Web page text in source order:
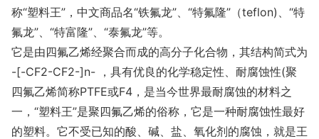
称“塑料王”，中文商品名“铁氟龙”、“特氟隆”（teflon)、“特
氟龙”、“特富隆”、“泰氟龙”等。
它是由四氟乙烯经聚合而成的高分子化合物，其结构简式为
-[-CF2-CF2-]n- ，具有优良的化学稳定性、耐腐蚀性(聚
四氟乙烯简称PTFE或F4，是当今世界最耐腐蚀的材料之
一，“塑料王”是聚四氟乙烯的俗称，它是一种耐腐蚀性最好
的塑料。它不受已知的酸、碱、盐、氧化剂的腐蚀，就是王